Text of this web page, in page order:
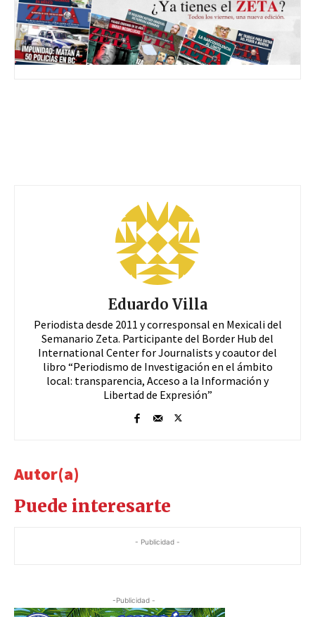
Eduardo Villa
Periodista desde 2011 y corresponsal en Mexicali del
Semanario Zeta. Participante del Border Hub del
International Center for Journalists y coautor del
libro “Periodismo de Investigación en el ámbito
local: transparencia, Acceso a la Información y
Libertad de Expresión”
Autor(a)
Puede interesarte
- Publicidad -
-Publicidad -